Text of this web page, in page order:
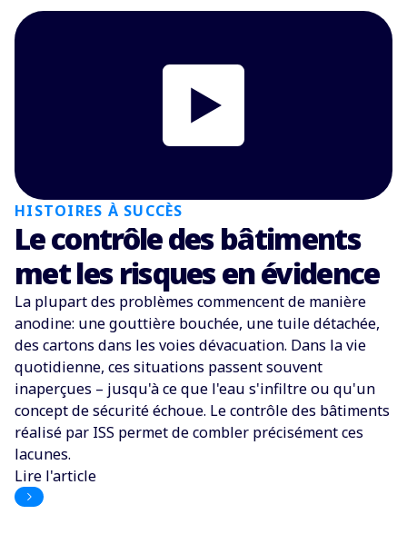
HISTOIRES À SUCCÈS
Le contrôle des bâtiments
met les risques en évidence
La plupart des problèmes commencent de manière
anodine: une gouttière bouchée, une tuile détachée,
des cartons dans les voies dévacuation. Dans la vie
quotidienne, ces situations passent souvent
inaperçues – jusqu'à ce que l'eau s'infiltre ou qu'un
concept de sécurité échoue. Le contrôle des bâtiments
réalisé par ISS permet de combler précisément ces
lacunes.
Lire l'article